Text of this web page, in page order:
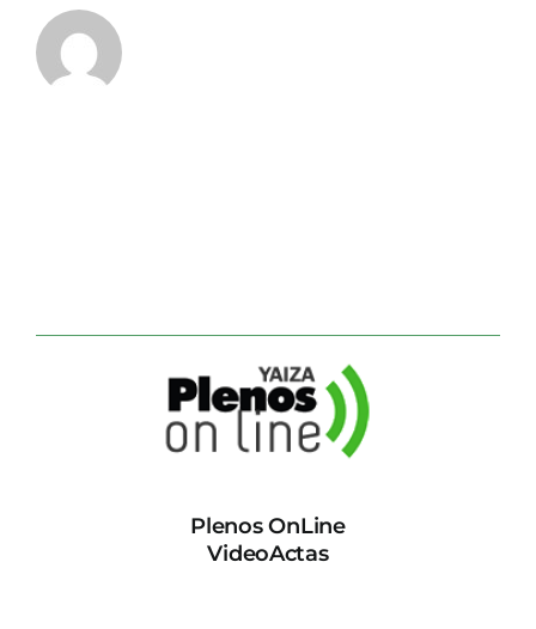
Plenos OnLine
VideoActas